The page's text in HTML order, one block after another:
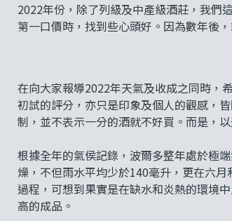
2022年份，除了列級及中產級酒莊，我們
第一口價時，找到些心頭好。因為數年後
在向大家報導2022年天氣及收成之同時，
初試的評分，亦只是印象及個人的觀感，
制，並不表示一分的酒就不好買。而是，
根據全年的氣侯記錄，波爾多整年處於極
燥，不但雨水平均少於140毫升，更在六
過程，可想到果實是在缺水和炎熱的環境
高的成品。